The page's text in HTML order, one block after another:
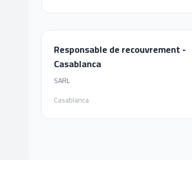
Responsable de recouvrement -
Casablanca
SARL
Casablanca